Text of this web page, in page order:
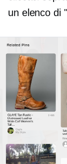
un elenco di